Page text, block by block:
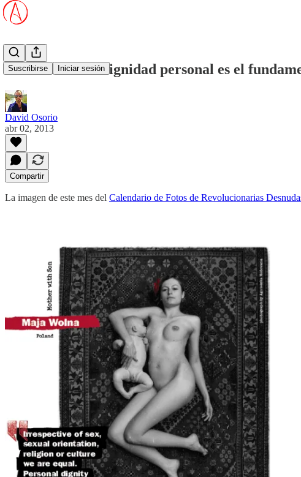
Suscribirse Iniciar sesión
Abril 2013: La dignidad personal es el
David Osorio
abr 02, 2013
Compartir
La imagen de este mes del Calendario de Fotos de Revolucionarias